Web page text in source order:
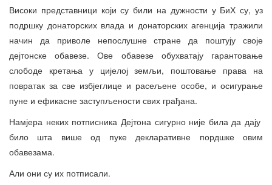
Високи представници који су били на дужности у БиХ су, уз
подршку донаторских влада и донаторских агенција тражили
начин да приволе непослушне стране да поштују своје
дејтонске обавезе. Ове обавезе обухватају гарантовање
слободе кретања у цијелој земљи, поштовање права на
повратак за све избјеглице и расељене особе, и осигурање
пуне и ефикасне заступљености свих грађана.
Намјера неких потписника Дејтона сигурно није била да дају
било шта више од пуке декларативне пордшке овим
обавезама.
Али они су их потписали.